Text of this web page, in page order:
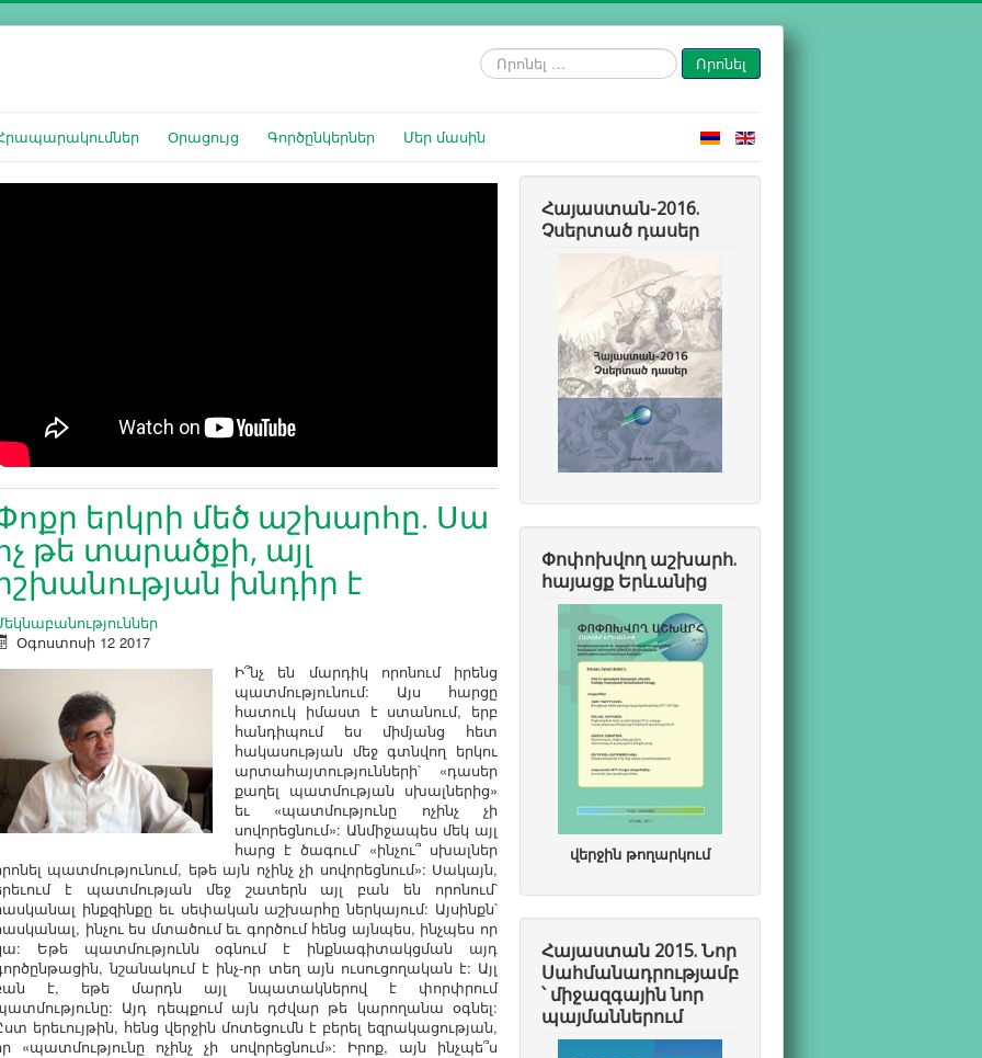
Որոնել
…
Որոնել
Օրացույց Գործընկերներ Մեր մասին
երկրի մեծ աշխարհը. Սա
թե տարածքի, այլ
խնդիր է
Օգոստոսի 12 2017
Ի՞նչ են մարդիկ որոնում իրենց
պատմությունում: Այս հարցը
հատուկ իմաստ է ստանում, երբ
հանդիպում ես միմյանց հետ
հակասության մեջ գտնվող երկու
արտահայտությունների՝ «դասեր
քաղել պատմության սխալներից»
եւ «պատմությունը ոչինչ չի
սովորեցնում»: Անմիջապես մեկ այլ
հարց է ծագում՝ «ինչու՞ սխալներ
պատմությունում, եթե այն ոչինչ չի սովորեցնում»: Սակայն,
է պատմության մեջ շատերն այլ բան են որոնում՝
ինքզինքը եւ սեփական աշխարհը ներկայում: Այսինքն՝
ինչու ես մտածում եւ գործում հենց այնպես, ինչպես որ
Եթե պատմությունն օգնում է ինքնագիտակցման այդ
նշանակում է ինչ-որ տեղ այն ուսուցողական է: Այլ
է, եթե մարդն այլ նպատակներով է փորփրում
Այդ դեպքում այն դժվար թե կարողանա օգնել:
երեւույթին, հենց վերջին մոտեցումն է բերել եզրակացության,
«պատմությունը ոչինչ չի սովորեցնում»: Իրոք, այն ինչպե՞ս
Հայաստան-2016.
Չսերտած դասեր
Փոփոխվող աշխարհ.
հայացք Երևանից
վերջին թողարկում
Հայաստան 2015. Նոր
Սահմանադրությամբ
՝ միջազգային նոր
պայմաններում